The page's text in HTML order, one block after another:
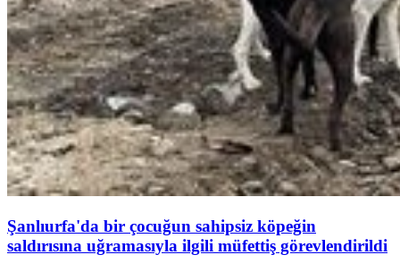
Şanlıurfa'da bir çocuğun sahipsiz köpeğin
saldırısına uğramasıyla ilgili müfettiş görevlendirildi